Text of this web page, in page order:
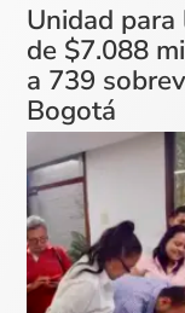
Unidad
de $7.088
a 739
Bogotá